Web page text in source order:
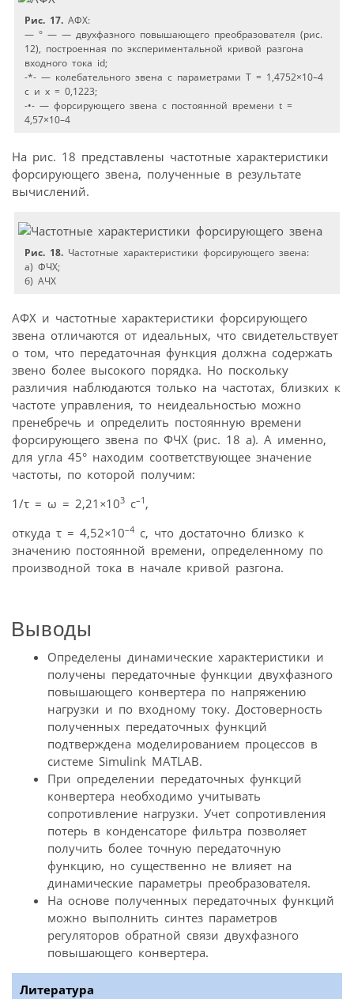
Рис. 17. АФХ:
— ° — — двухфазного повышающего преобразователя (рис.
12), построенная по экспериментальной кривой разгона
входного тока id;
-*- — колебательного звена с параметрами T = 1,4752×10–4
c и x = 0,1223;
-•- — форсирующего звена с постоянной времени t =
4,57×10–4
На рис. 18 представлены частотные характеристики
форсирующего звена, полученные в результате
вычислений.
Рис. 18. Частотные характеристики форсирующего звена:
а) ФЧХ;
б) АЧХ
АФХ и частотные характеристики форсирующего
звена отличаются от идеальных, что свидетельствует
о том, что передаточная функция должна содержать
звено более высокого порядка. Но поскольку
различия наблюдаются только на частотах, близких к
частоте управления, то неидеальностью можно
пренебречь и определить постоянную времени
форсирующего звена по ФЧХ (рис. 18 а). А именно,
для угла 45° находим соответствующее значение
частоты, по которой получим:
1/τ = ω = 2,21 ×103 с–1 ,
откуда τ = 4,52×10–4 с, что достаточно близко к
значению постоянной времени, определенному по
производной тока в начале кривой разгона.
Выводы
Определены динамические характеристики и
получены передаточные функции двухфазного
повышающего конвертера по напряжению
нагрузки и по входному току. Достоверность
полученных передаточных функций
подтверждена моделированием процессов в
системе Simulink MATLAB.
При определении передаточных функций
конвертера необходимо учитывать
сопротивление нагрузки. Учет сопротивления
потерь в конденсаторе фильтра позволяет
получить более точную передаточную
функцию, но существенно не влияет на
динамические параметры преобразователя.
На основе полученных передаточных функций
можно выполнить синтез параметров
регуляторов обратной связи двухфазного
повышающего конвертера.
Литература